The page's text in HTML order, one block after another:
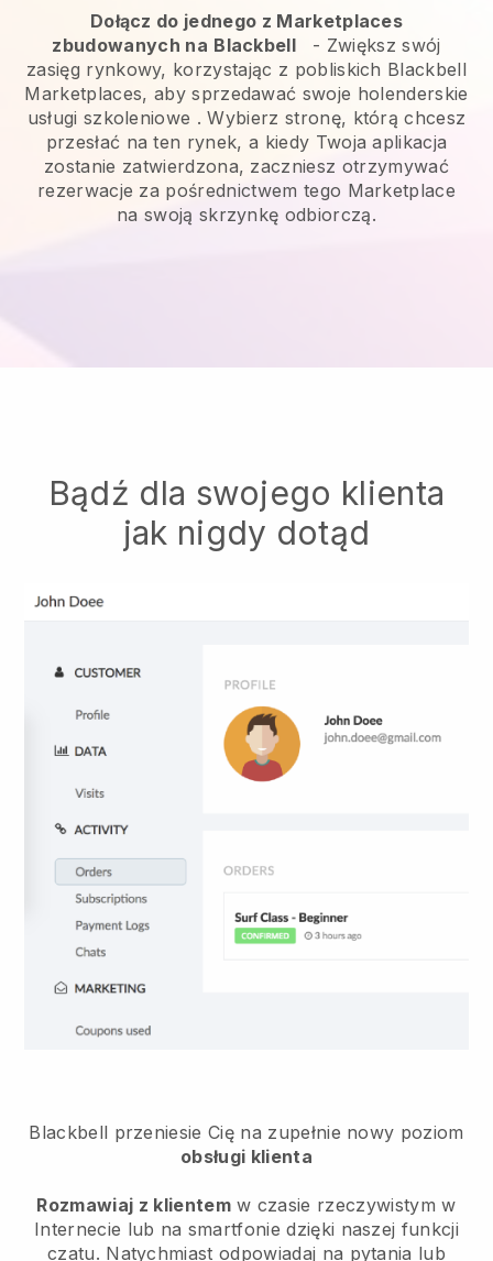
Dołącz do jednego z Marketplaces
zbudowanych na Blackbell - Zwiększ swój
zasięg rynkowy, korzystając z pobliskich Blackbell
Marketplaces, aby sprzedawać swoje holenderskie
usługi szkoleniowe . Wybierz stronę, którą chcesz
przesłać na ten rynek, a kiedy Twoja aplikacja
zostanie zatwierdzona, zaczniesz otrzymywać
rezerwacje za pośrednictwem tego Marketplace
na swoją skrzynkę odbiorczą.
Bądź dla swojego klienta
jak nigdy dotąd
Blackbell przeniesie Cię na zupełnie nowy poziom
obsługi klienta
Rozmawiaj z klientemw czasie rzeczywistym w
Internecie lub na smartfonie dzięki naszej funkcji
czatu. Natychmiast odpowiadaj na pytania lub